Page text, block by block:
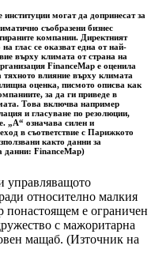
институции могат да допринесат за
съобразени бизнес
компании. Директният
глас се оказват една от най-
върху климата от страна на
FinanceMap е оценила
влияние върху климата
оценка, писмото описва как
за да ги приведе в
Това включва например
и гласуване по резолюции,
„A“ означава силен и
в съответствие с Парижкото
както данни за
данни: FinanceMap)
управляващото
относително малкия
понастоящем е ограничен
с мажоритарна
мащаб. (Източник на